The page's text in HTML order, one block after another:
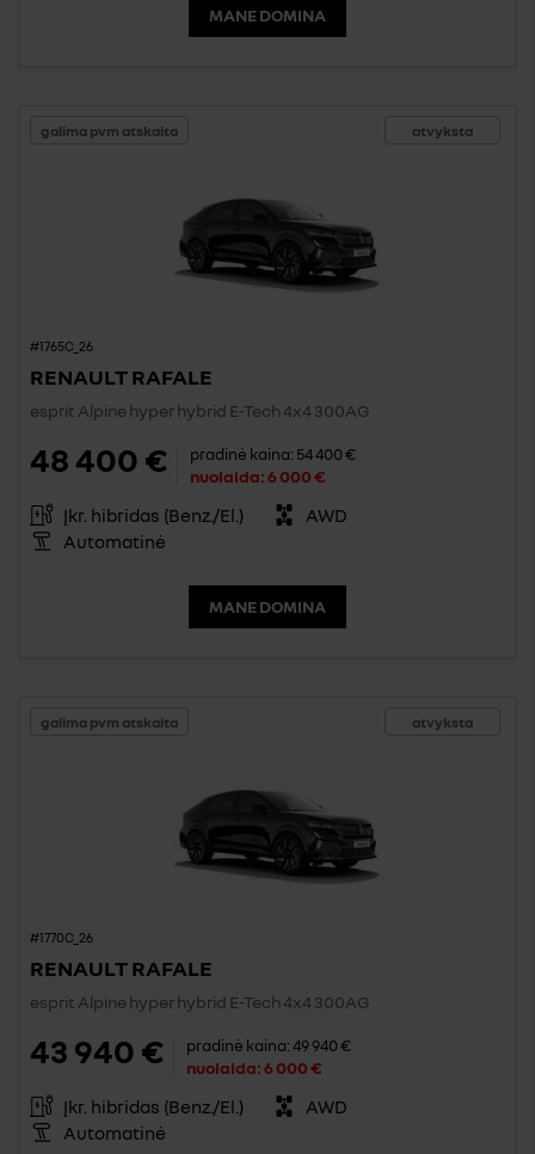
MANE DOMINA
atvyksta
galima pvm atskaita
#1765C_26
RENAULT RAFALE
esprit Alpine hyper hybrid E-Tech 4x4 300AG
48 400 € pradinė kaina: 54 400 €
nuolaida:6 000 €
Įkr. hibridas (Benz./El.)
AWD
Automatinė
MANE DOMINA
atvyksta
galima pvm atskaita
#1770C_26
RENAULT RAFALE
esprit Alpine hyper hybrid E-Tech 4x4 300AG
43 940 € pradinė kaina:49 940 €
nuolaida:6 000 €
Įkr. hibridas (Benz./El.)
AWD
Automatinė